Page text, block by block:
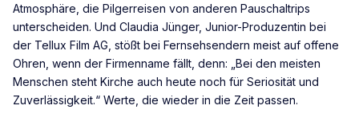
Atmosphäre, die Pilgerreisen von anderen Pauschaltrips
unterscheiden. Und Claudia Jünger, Junior-Produzentin bei
der Tellux Film AG, stößt bei Fernsehsendern meist auf offene
Ohren, wenn der Firmenname fällt, denn: „Bei den meisten
Menschen steht Kirche auch heute noch für Seriosität und
Zuverlässigkeit.“ Werte, die wieder in die Zeit passen.